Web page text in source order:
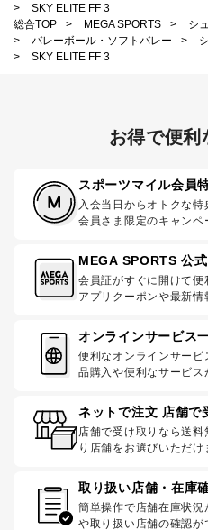
>
SKY ELITE FF 3
総合TOP
> MEGA SPORTS >
シ
>
バレーボール・ソフトバレー >
>
SKY ELITE FF 3
お得で便利
スポーツマイル会員
入会当日からオトクな特
会員さま限定のキャンペ
MEGA SPORTS 公式
会員証がすぐに開けて便
アプリクーポンや最新情
オンラインサービス
便利なオンラインサー
品購入や便利なサービス
ネットで注文 店舗で
店舗で受け取りなら送
り店舗をお選びいただけ
取り扱い店舗・在庫
簡単操作で店舗在庫状
や取り扱い店舗の確認が